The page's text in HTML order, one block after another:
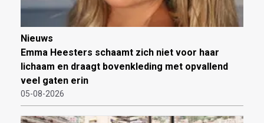
Nieuws
Emma Heesters schaamt zich niet voor haar
lichaam en draagt bovenkleding met opvallend
veel gaten erin
05-08-2026